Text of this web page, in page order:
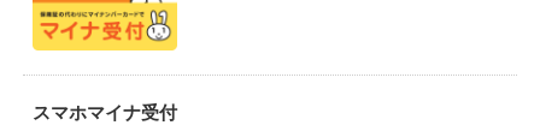
スマホマイナ受付